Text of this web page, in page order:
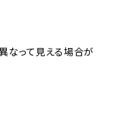
なって見える場合が